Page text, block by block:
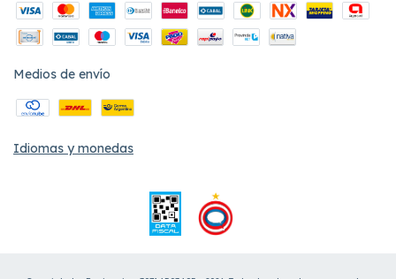
Medios de envío
Idiomas y monedas